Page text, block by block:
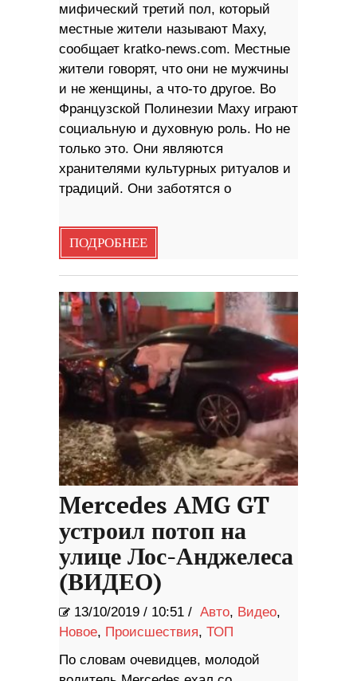
мифический третий пол, который
местные жители называют Маху,
сообщает kratko-news.com. Местные
жители говорят, что они не мужчины
и не женщины, а что-то другое. Во
Французской Полинезии Маху играют
социальную и духовную роль. Но не
только это. Они являются
хранителями культурных ритуалов и
традиций. Они заботятся о
ПОДРОБНЕЕ
Mercedes AMG GT
устроил потоп на
улице Лос-Анджелеса
(ВИДЕО)
13/10/2019 / 10:51 / Авто, Видео,
Новое, Происшествия, ТОП
По словам очевидцев, молодой